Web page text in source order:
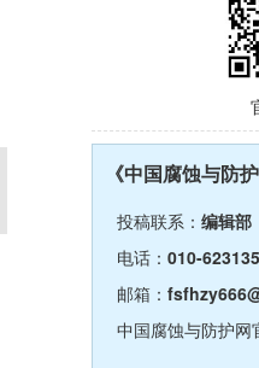
《中国腐蚀与防
投稿联系： 编辑部
电话： 010-
邮箱：
中国腐蚀与防护网